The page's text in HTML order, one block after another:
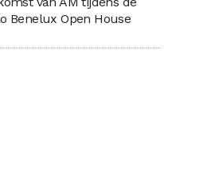
Benelux Open House